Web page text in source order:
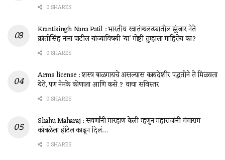
0 SHARES
Krantisingh Nana Patil : भारतीय स्वातंत्र्यलढ्यातील झुंजार नेते
क्रांतीसिंह नाना पाटील यांच्याविषयी ‘या’ गोष्टी तुम्हाला माहितेय का?
0 SHARES
Arms license : शस्त्र बाळगायचे असल्यास कायदेशीर पद्धतीने ते मिळवता
येते, पण नेमके कोणाला आणि कसे ? वाचा सविस्तर
0 SHARES
Shahu Maharaj : सवर्णांनी मारहाण केली म्हणुन महाराजांनी गंगाराम
कांबळेला हॉटेल काढून दिलं…
0 SHARES